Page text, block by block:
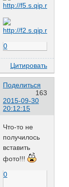
0
Цитировать
Поделиться
163
2015-09-30
20:12:15
Что-то не
получилось
вставить
фото!!!
0